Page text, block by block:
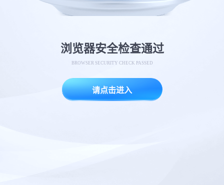
浏览器安全检查通过
BROWSER SECURITY CHECK PASSED
请点击进入